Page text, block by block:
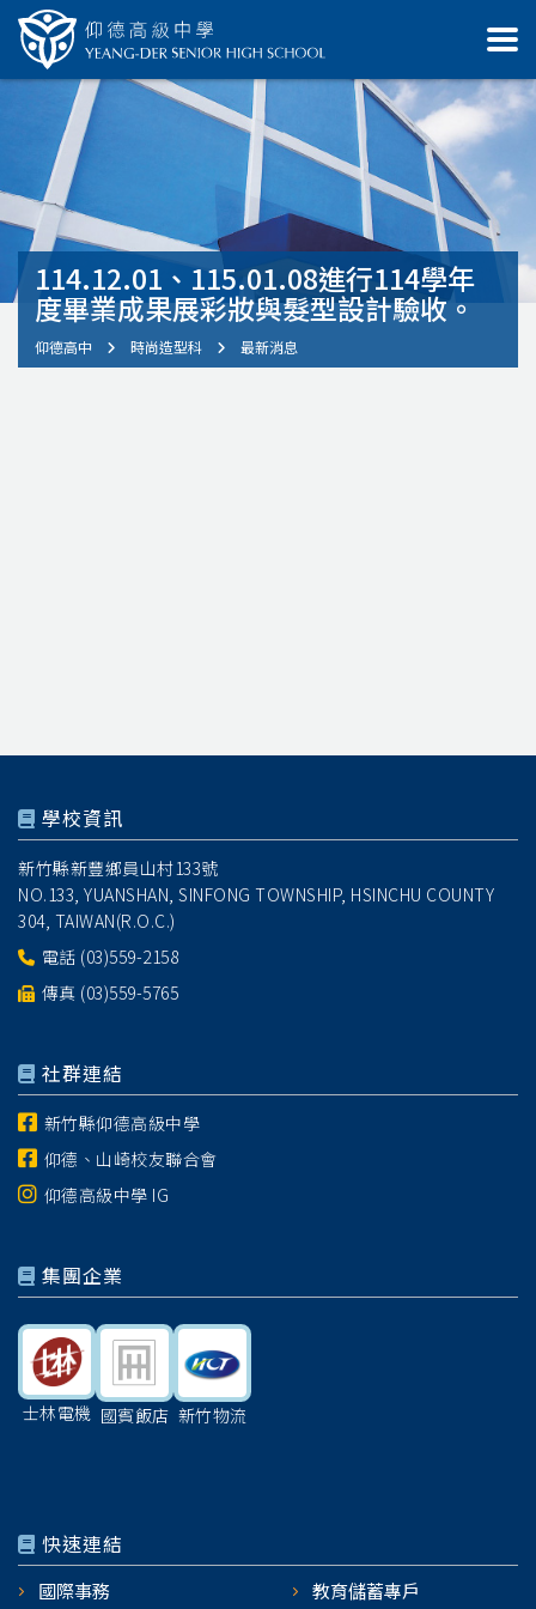
114.12.01、115.01.08進行114學年
度畢業成果展彩妝與髮型設計驗收。
仰德高中 時尚造型科 最新消息
學校資訊
新竹縣新豐鄉員山村133號
NO.133, YUANSHAN, SINFONG TOWNSHIP, HSINCHU COUNTY
304, TAIWAN(R.O.C.)
電話 (03)559-2158
傳真 (03)559-5765
社群連結
新竹縣仰德高級中學
仰德、山崎校友聯合會
仰德高級中學 IG
集團企業
士林電機 國賓飯店 新竹物流
快速連結
國際事務 教育儲蓄專戶